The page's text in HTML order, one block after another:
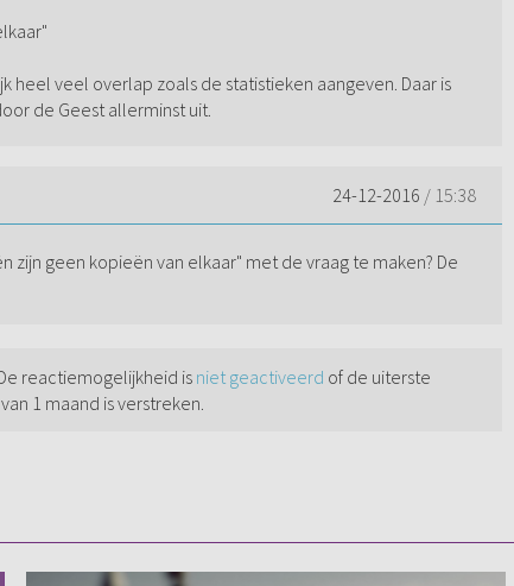
veel overlap zoals de statistieken aangeven. Daar is
de Geest allerminst uit.
24-12-2016 / 15:38
zijn geen kopieën van elkaar" met de vraag te maken? De
reactiemogelijkheid is niet geactiveerd of de uiterste
1 maand is verstreken.